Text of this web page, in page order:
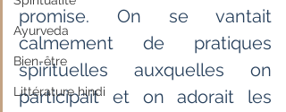
Ayurveda
Bien-être
Littérature hindi
promise. On se vantait
calmement de pratiques
spirituelles auxquelles on
participait et on adorait les